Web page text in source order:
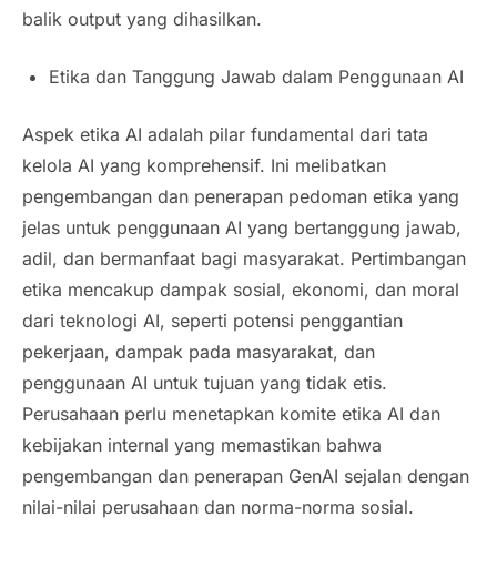
balik output yang dihasilkan.
Etika dan Tanggung Jawab dalam Penggunaan AI
Aspek etika AI adalah pilar fundamental dari tata
kelola AI yang komprehensif. Ini melibatkan
pengembangan dan penerapan pedoman etika yang
jelas untuk penggunaan AI yang bertanggung jawab,
adil, dan bermanfaat bagi masyarakat. Pertimbangan
etika mencakup dampak sosial, ekonomi, dan moral
dari teknologi AI, seperti potensi penggantian
pekerjaan, dampak pada masyarakat, dan
penggunaan AI untuk tujuan yang tidak etis.
Perusahaan perlu menetapkan komite etika AI dan
kebijakan internal yang memastikan bahwa
pengembangan dan penerapan GenAI sejalan dengan
nilai-nilai perusahaan dan norma-norma sosial.